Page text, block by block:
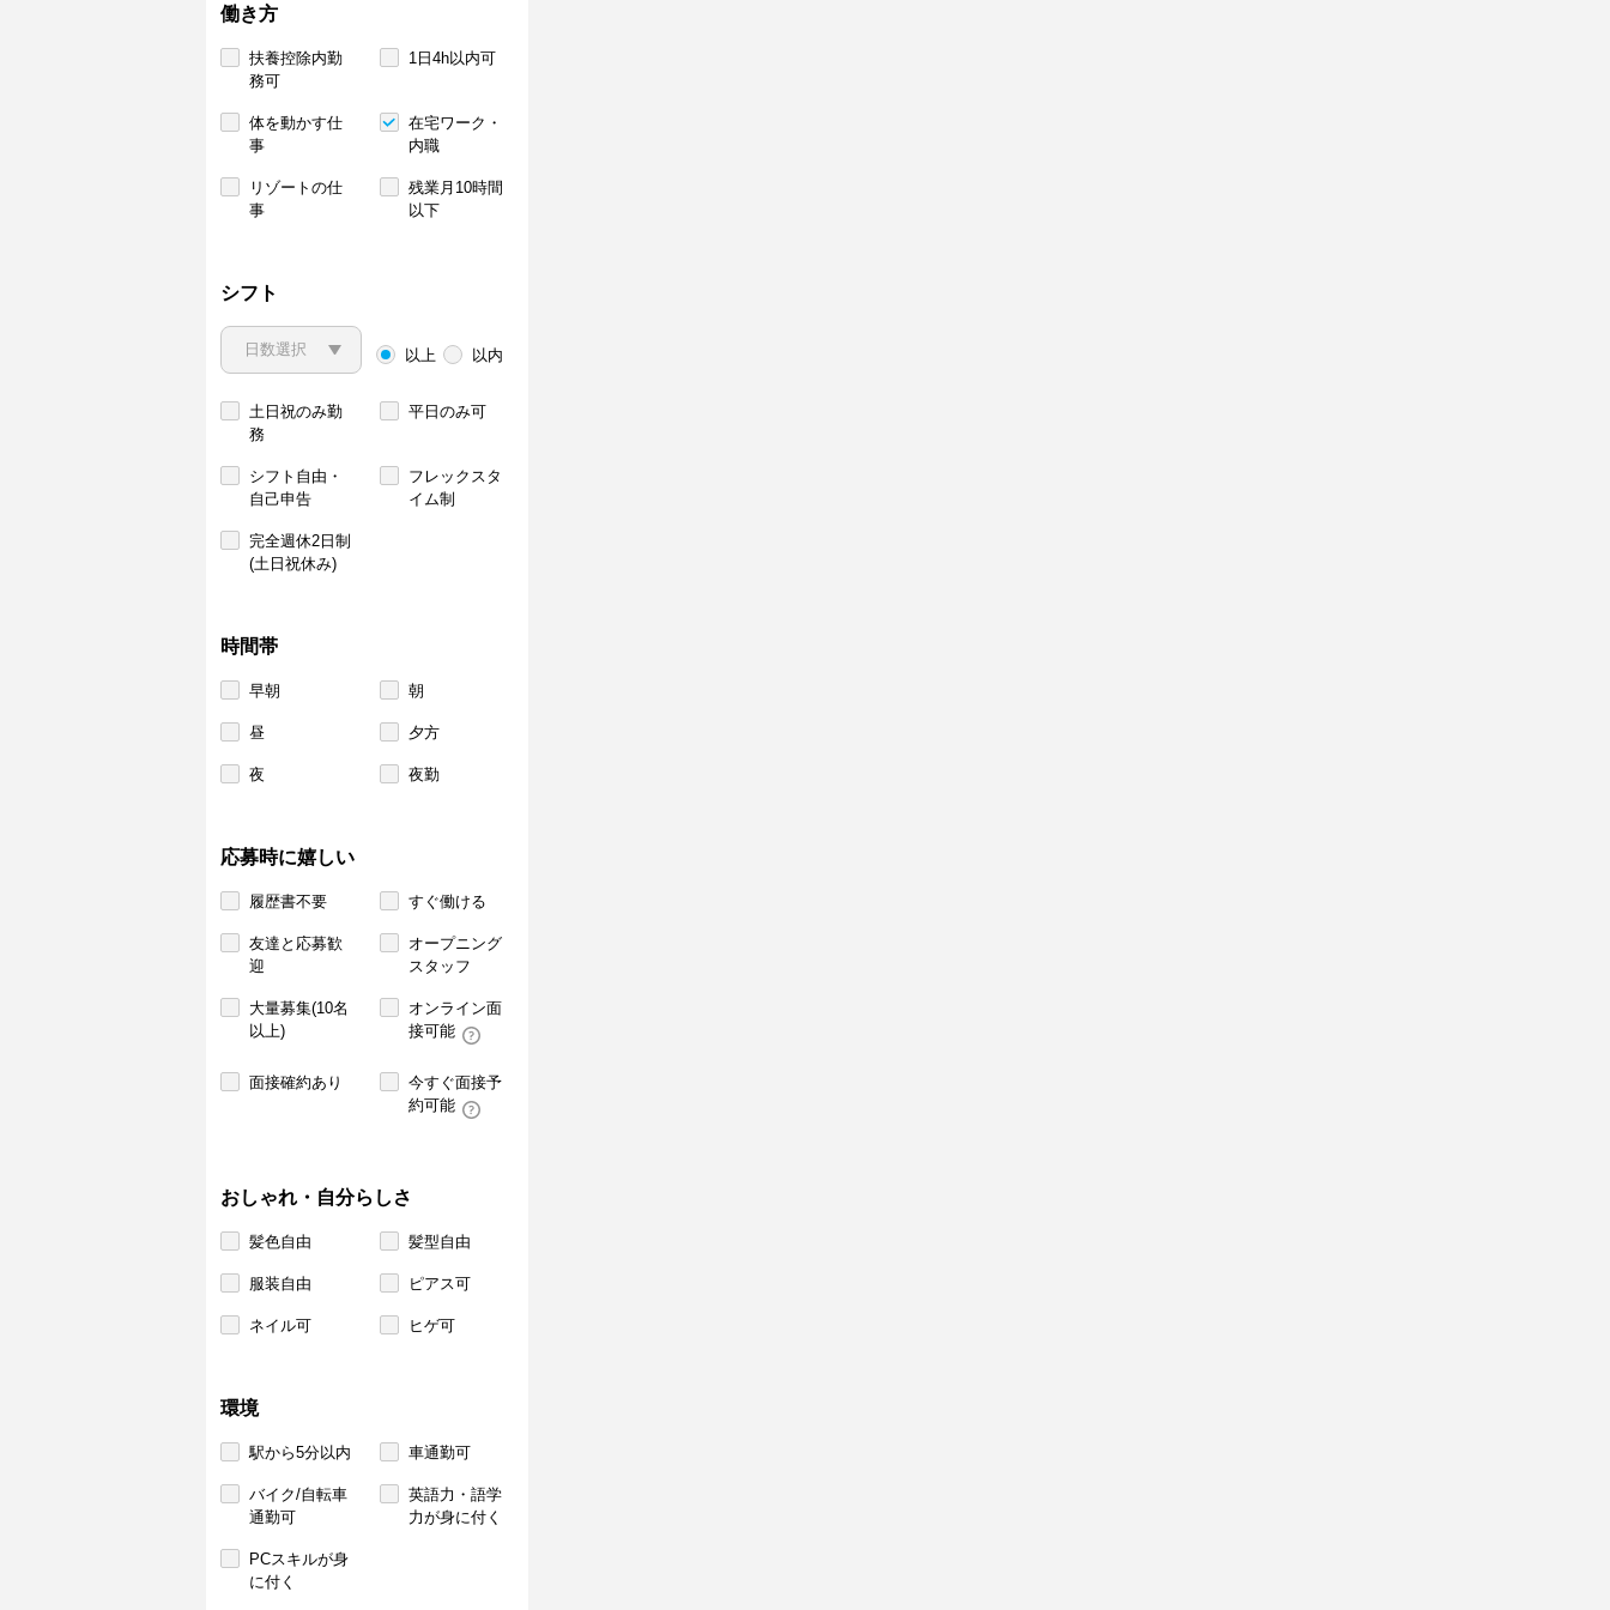
働き方
扶養控除内勤
務可
1日4h以内可
体を動かす仕
事
在宅ワーク・
内職
リゾートの仕
事
残業月10時間
以下
シフト
以上 以内
土日祝のみ勤
務
平日のみ可
シフト自由・
自己申告
フレックスタ
イム制
完全週休2日制
(土日祝休み)
時間帯
早朝 朝
昼 夕方
夜 夜勤
応募時に嬉しい
履歴書不要 すぐ働ける
友達と応募歓
迎
オープニング
スタッフ
大量募集(10名
以上)
オンライン面
接可能
面接確約あり
今すぐ面接予
約可能
おしゃれ・自分らしさ
髪色自由 髪型自由
服装自由 ピアス可
ネイル可 ヒゲ可
環境
駅から5分以内 車通勤可
バイク/自転車
通勤可
英語力・語学
力が身に付く
PCスキルが身
に付く